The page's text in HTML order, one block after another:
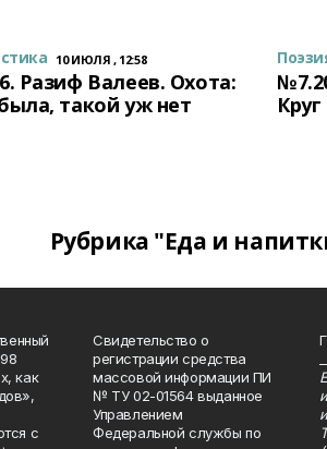
10 ИЮЛЯ , 12:58
Разиф Валеев. Охота:
такой уж нет
Рубрика "Еда и
как
с
Свидетельство о
регистрации средства
массовой информации ПИ
№ ТУ 02-01564 выданное
Управлением
Федеральной службы по